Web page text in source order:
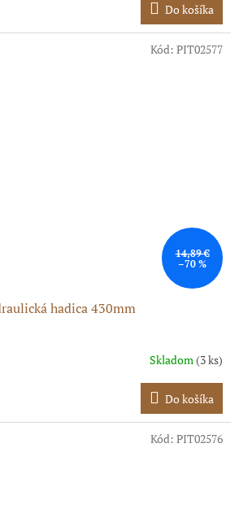
Do košíka
14,89 €
–70 %
hadica 430mm
Skladom (3 ks)
Do košíka
Kód: PIT02577
Kód: PIT02576